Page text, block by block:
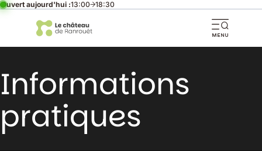
Ouvert aujourd'hui :13:00 18:30
Informations
pratiques